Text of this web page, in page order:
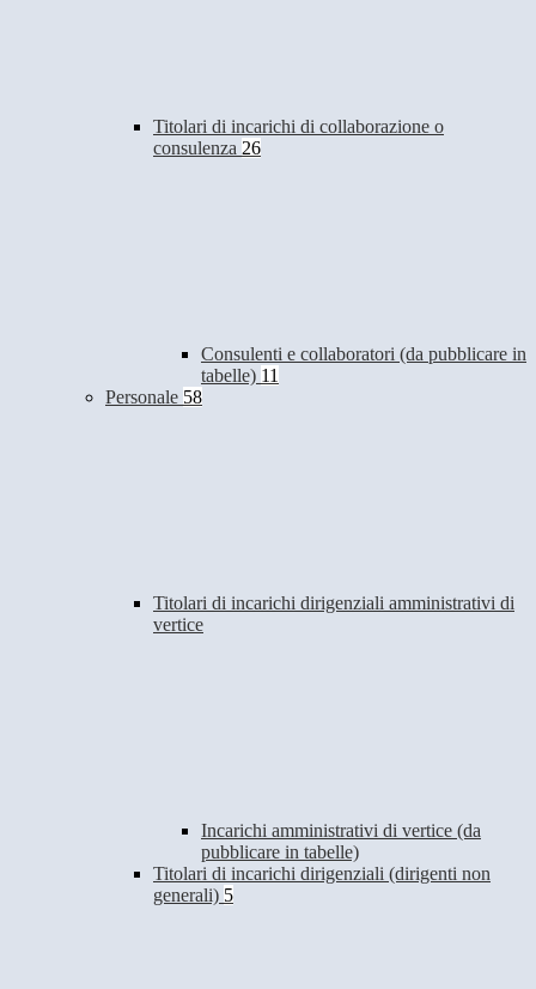
Titolari di incarichi di collaborazione o
consulenza 26
Consulenti e collaboratori (da pubblicare in
tabelle) 11
Personale 58
Titolari di incarichi dirigenziali amministrativi di
vertice
Incarichi amministrativi di vertice (da
pubblicare in tabelle)
Titolari di incarichi dirigenziali (dirigenti non
generali) 5